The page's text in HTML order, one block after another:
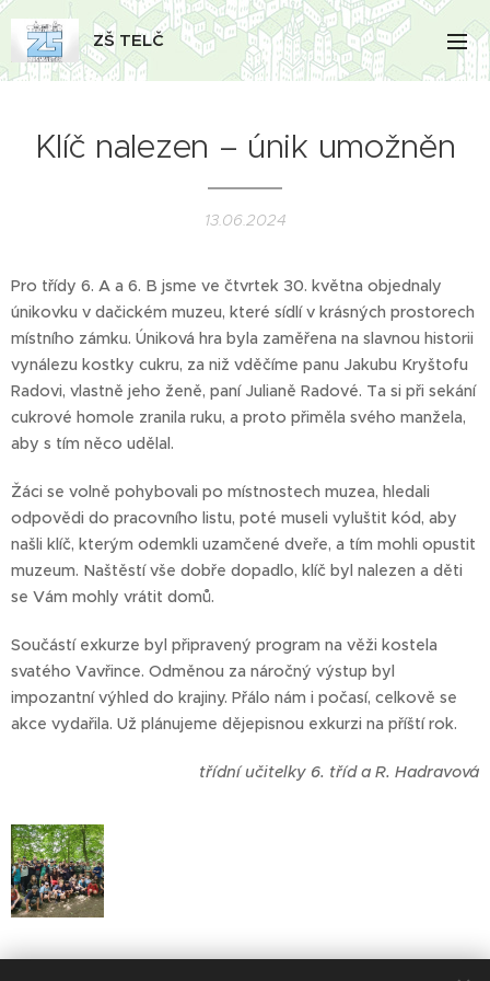
ZŠ TELČ
Klíč nalezen – únik umožněn
13.06.2024
Pro třídy 6. A a 6. B jsme ve čtvrtek 30. května objednaly
únikovku v dačickém muzeu, které sídlí v krásných prostorech
místního zámku. Úniková hra byla zaměřena na slavnou historii
vynálezu kostky cukru, za niž vděčíme panu Jakubu Kryštofu
Radovi, vlastně jeho ženě, paní Julianě Radové. Ta si při sekání
cukrové homole zranila ruku, a proto přiměla svého manžela,
aby s tím něco udělal.
Žáci se volně pohybovali po místnostech muzea, hledali
odpovědi do pracovního listu, poté museli vyluštit kód, aby
našli klíč, kterým odemkli uzamčené dveře, a tím mohli opustit
muzeum. Naštěstí vše dobře dopadlo, klíč byl nalezen a děti
se Vám mohly vrátit domů. 😊
Součástí exkurze byl připravený program na věži kostela
svatého Vavřince. Odměnou za náročný výstup byl
impozantní výhled do krajiny. Přálo nám i počasí, celkově se
akce vydařila. Už plánujeme dějepisnou exkurzi na příští rok.
třídní učitelky 6. tříd a R. Hadravová